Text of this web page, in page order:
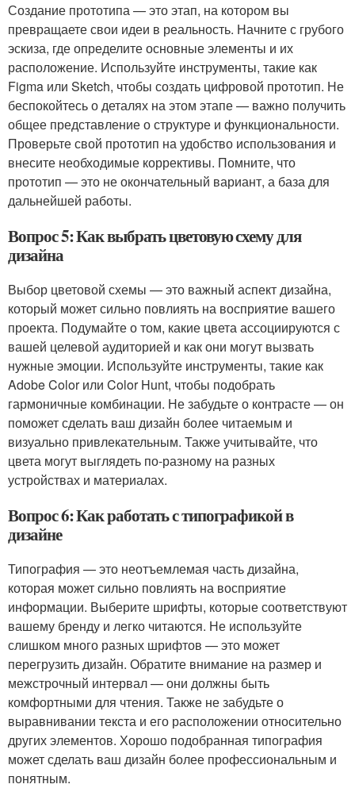
Создание прототипа — это этап, на котором вы
превращаете свои идеи в реальность. Начните с грубого
эскиза, где определите основные элементы и их
расположение. Используйте инструменты, такие как
Figma или Sketch, чтобы создать цифровой прототип. Не
беспокойтесь о деталях на этом этапе — важно получить
общее представление о структуре и функциональности.
Проверьте свой прототип на удобство использования и
внесите необходимые коррективы. Помните, что
прототип — это не окончательный вариант, а база для
дальнейшей работы.
Вопрос 5: Как выбрать цветовую схему для
дизайна
Выбор цветовой схемы — это важный аспект дизайна,
который может сильно повлиять на восприятие вашего
проекта. Подумайте о том, какие цвета ассоциируются с
вашей целевой аудиторией и как они могут вызвать
нужные эмоции. Используйте инструменты, такие как
Adobe Color или Color Hunt, чтобы подобрать
гармоничные комбинации. Не забудьте о контрасте — он
поможет сделать ваш дизайн более читаемым и
визуально привлекательным. Также учитывайте, что
цвета могут выглядеть по-разному на разных
устройствах и материалах.
Вопрос 6: Как работать с типографикой в
дизайне
Типография — это неотъемлемая часть дизайна,
которая может сильно повлиять на восприятие
информации. Выберите шрифты, которые соответствуют
вашему бренду и легко читаются. Не используйте
слишком много разных шрифтов — это может
перегрузить дизайн. Обратите внимание на размер и
межстрочный интервал — они должны быть
комфортными для чтения. Также не забудьте о
выравнивании текста и его расположении относительно
других элементов. Хорошо подобранная типография
может сделать ваш дизайн более профессиональным и
понятным.